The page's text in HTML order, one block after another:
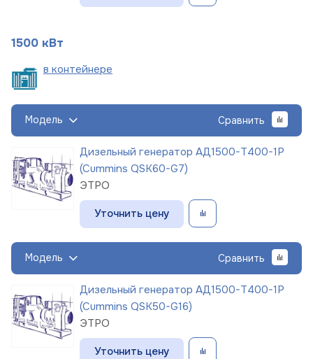
1500 кВт
в контейнере
Модель Сравнить
Дизельный генератор АД1500-Т400-1Р
(Cummins QSK60-G7)
ЭТРО
Уточнить цену
Модель Сравнить
Дизельный генератор АД1500-Т400-1Р
(Cummins QSK50-G16)
ЭТРО
Уточнить цену